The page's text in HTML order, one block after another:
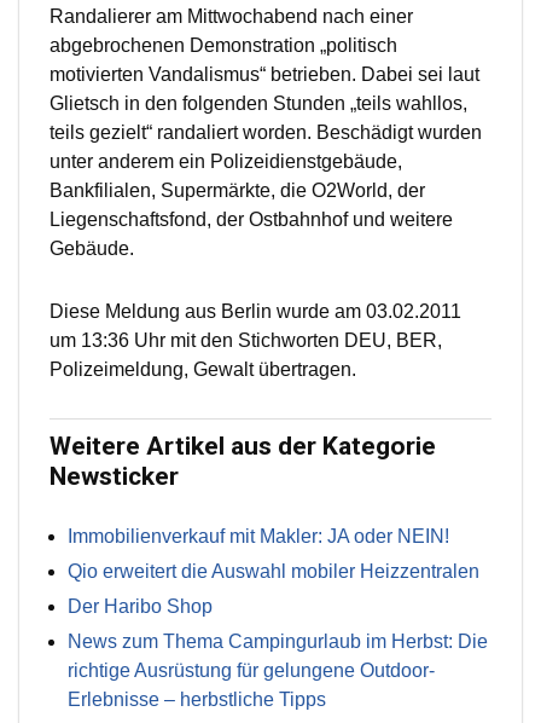
Randalierer am Mittwochabend nach einer
abgebrochenen Demonstration „politisch
motivierten Vandalismus“ betrieben. Dabei sei laut
Glietsch in den folgenden Stunden „teils wahllos,
teils gezielt“ randaliert worden. Beschädigt wurden
unter anderem ein Polizeidienstgebäude,
Bankfilialen, Supermärkte, die O2World, der
Liegenschaftsfond, der Ostbahnhof und weitere
Gebäude.
Diese Meldung aus Berlin wurde am 03.02.2011
um 13:36 Uhr mit den Stichworten DEU, BER,
Polizeimeldung, Gewalt übertragen.
Weitere Artikel aus der Kategorie
Newsticker
Immobilienverkauf mit Makler: JA oder NEIN!
Qio erweitert die Auswahl mobiler Heizzentralen
Der Haribo Shop
News zum Thema Campingurlaub im Herbst: Die
richtige Ausrüstung für gelungene Outdoor-
Erlebnisse – herbstliche Tipps